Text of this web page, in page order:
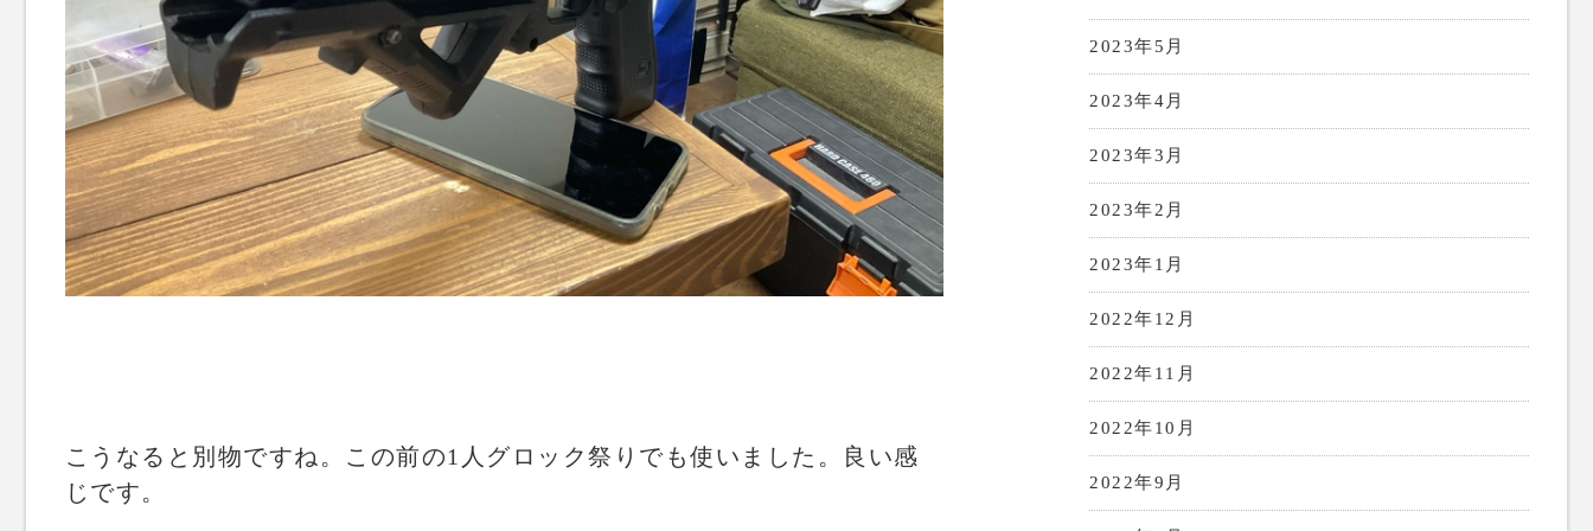
こうなると別物ですね。この前の1人グロック祭りでも使いました。良い感
じです。
2023年5月
2023年4月
2023年3月
2023年2月
2023年1月
2022年12月
2022年11月
2022年10月
2022年9月